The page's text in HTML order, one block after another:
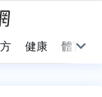
健康 體育